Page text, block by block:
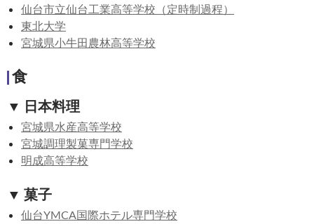
仙台市立仙台工業高等学校（定時制過程）
東北大学
宮城県小牛田農林高等学校
食
▼ 日本料理
宮城県水産高等学校
宮城調理製菓専門学校
明成高等学校
▼ 菓子
仙台YMCA国際ホテル専門学校